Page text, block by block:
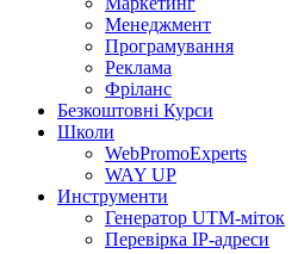
Менеджмент
Програмування
Реклама
Фріланс
Безкоштовні Курси
Школи
WebPromoExperts
WAY UP
Инструменти
Генератор UTM-міток
Перевірка IP-адреси